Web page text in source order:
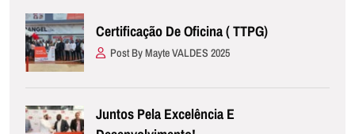
Certificação De Oficina ( TTPG)
Post By Mayte VALDES 2025
Juntos Pela Excelência E